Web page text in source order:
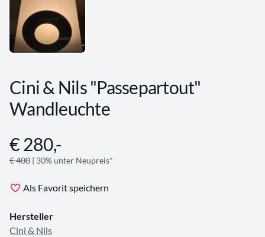
Cini & Nils "Passepartout"
Wandleuchte
Angebotsinformationen
€ 280,-
€ 400 | 30% unter Neupreis*
Als Favorit speichern
Hersteller
Cini & Nils